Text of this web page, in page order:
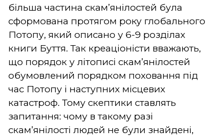
більша частина скам’янілостей була
сформована протягом року глобального
Потопу, який описано у 6-9 розділах
книги Буття. Так креаціоністи вважають,
що порядок у літописі скам’янілостей
обумовлений порядком поховання під
час Потопу і наступних місцевих
катастроф. Тому скептики ставлять
запитання: чому в такому разі
скам’янілості людей не були знайдені,